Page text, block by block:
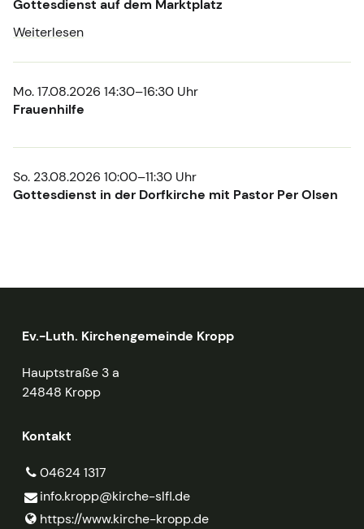
Gottesdienst auf dem Marktplatz
Weiterlesen
Mo. 17.08.2026 14:30–16:30 Uhr
Frauenhilfe
So. 23.08.2026 10:00–11:30 Uhr
Gottesdienst in der Dorfkirche mit Pastor Per Olsen
Ev.-Luth. Kirchengemeinde Kropp
Hauptstraße 3 a
24848 Kropp
Kontakt
04624 1317
info.​kropp@​kirche-slfl.​de
https://www.​kirche-kropp.​de